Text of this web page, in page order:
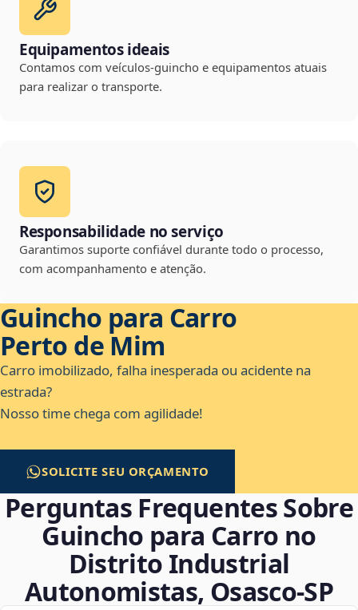
Equipamentos ideais
Contamos com veículos-guincho e equipamentos atuais
para realizar o transporte.
Responsabilidade no serviço
Garantimos suporte confiável durante todo o processo,
com acompanhamento e atenção.
Guincho para Carro
Perto de Mim
Carro imobilizado, falha inesperada ou acidente na
estrada?
Nosso time chega com agilidade!
SOLICITE SEU ORÇAMENTO
Perguntas Frequentes Sobre
Guincho para Carro no
Distrito Industrial
Autonomistas, Osasco‑SP